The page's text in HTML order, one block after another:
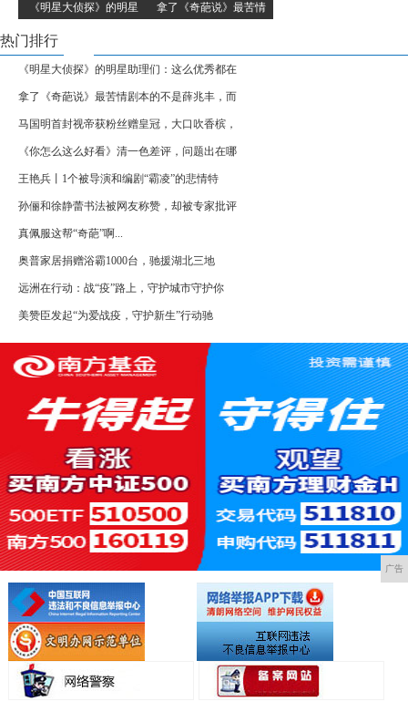
《明星大侦探》的明星 拿了《奇葩说》最苦情
热门排行
《明星大侦探》的明星助理们：这么优秀都在
拿了《奇葩说》最苦情剧本的不是薛兆丰，而
马国明首封视帝获粉丝赠皇冠，大口吹香槟，
《你怎么这么好看》清一色差评，问题出在哪
王艳兵丨1个被导演和编剧“霸凌”的悲情特
孙俪和徐静蕾书法被网友称赞，却被专家批评
真佩服这帮“奇葩”啊...
奥普家居捐赠浴霸1000台，驰援湖北三地
远洲在行动：战“疫”路上，守护城市守护你
美赞臣发起“为爱战疫，守护新生”行动驰
广告